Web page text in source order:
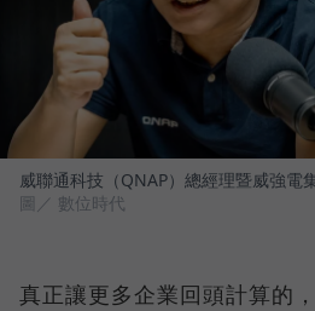
威聯通科技（QNAP）總經理暨威強電
圖／ 數位時代
真正讓更多企業回頭計算的